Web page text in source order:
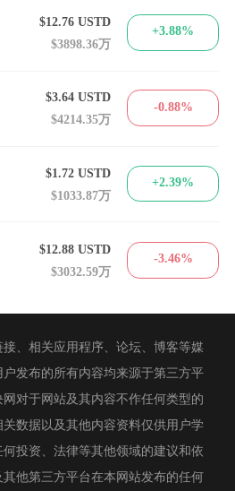
$12.76USTD
$3898.36万
+3.88%
$3.64USTD
$4214.35万
-0.88%
$1.72USTD
$1033.87万
+2.39%
$12.88USTD
$3032.59万
-3.46%
、相关应用程序、论坛、博客等媒
发布的所有内容均来源于第三方平
对于网站及其内容不作任何类型的
数据以及其他内容资料仅供用户学
投资、法律等其他领域的建议和依
他第三方平台在本网站发布的任何